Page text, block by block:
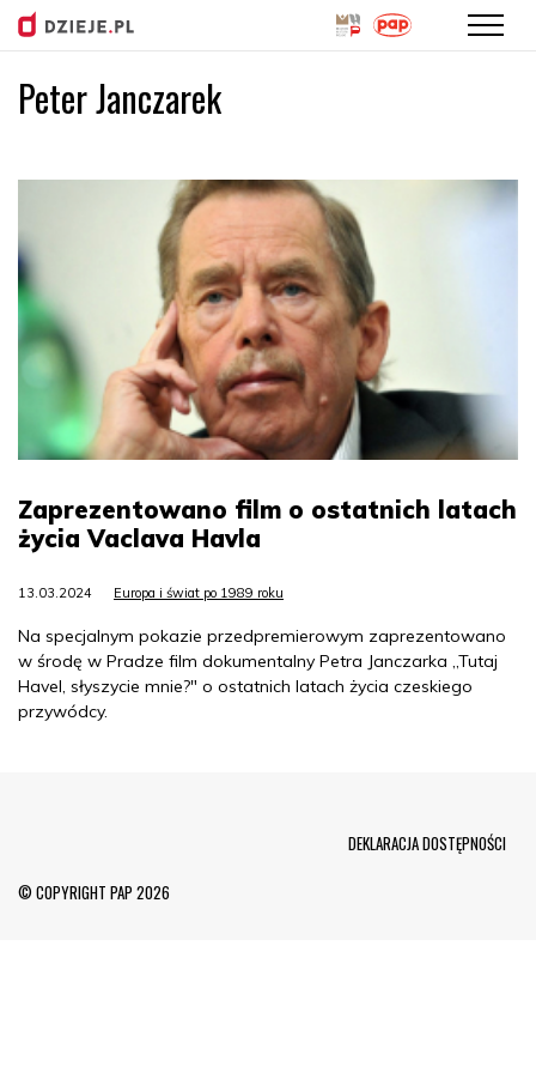
Peter Janczarek
Zaprezentowano film o ostatnich latach
życia Vaclava Havla
13.03.2024 Europa i świat po 1989 roku
Na specjalnym pokazie przedpremierowym zaprezentowano
w środę w Pradze film dokumentalny Petra Janczarka „Tutaj
Havel, słyszycie mnie?" o ostatnich latach życia czeskiego
przywódcy.
© COPYRIGHT PAP 2026
DEKLARACJA DOSTĘPNOŚCI